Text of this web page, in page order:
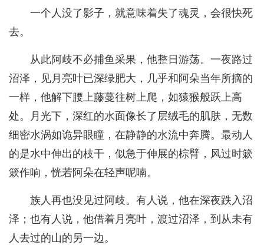
一个人没了影子，就意味着失了魂灵，会很快死
去。
从此阿歧不必捕鱼采果，他整日游荡。一夜路过
沼泽，见月亮叶已深绿肥大，几乎和阿朵当年所摘的
一样，他解下腰上藤蔓往树上爬，如猿猴般跃上高
处。月光下，深红的水面像长了层绒毛的肌肤，无数
细密水涡如诡异眼瞳，在静静的水流中奔腾。最动人
的是水中伸出的枝干，似急于伸展的棕臂，风过时簌
簌作响，恍若阿朵在轻声呢喃。
族人再也没见过阿歧。有人说，他在深夜跌入沼
泽；也有人说，他借着月亮叶，渡过沼泽，到从未有
人去过的山的另一边。